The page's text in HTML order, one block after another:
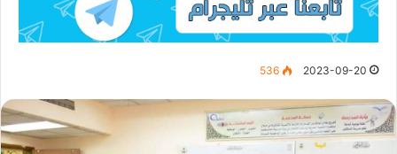
2023-09-20
536